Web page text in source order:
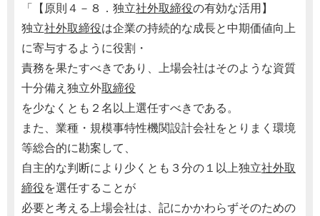
「【原則４－８．独立社外取締役の有効な活用】
独立社外取締役は企業の持続的な成長と中期価値向上
に寄与するように役割・
責務を果たすべきであり、上場会社はそのような資質
十分備え独立外取締役
を少なくとも２名以上選任すべきである。
また、業種・規模事特性機関設計会社をとりまく環境
等総合的に勘案して、
自主的な判断により少くとも３分の１以上独立社外取
締役を選任することが
必要と考える上場会社は、記にかかわらずそのための